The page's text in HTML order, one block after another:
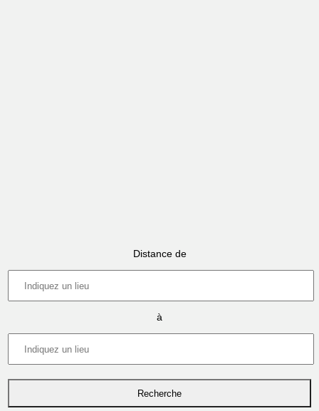
Distance de
à